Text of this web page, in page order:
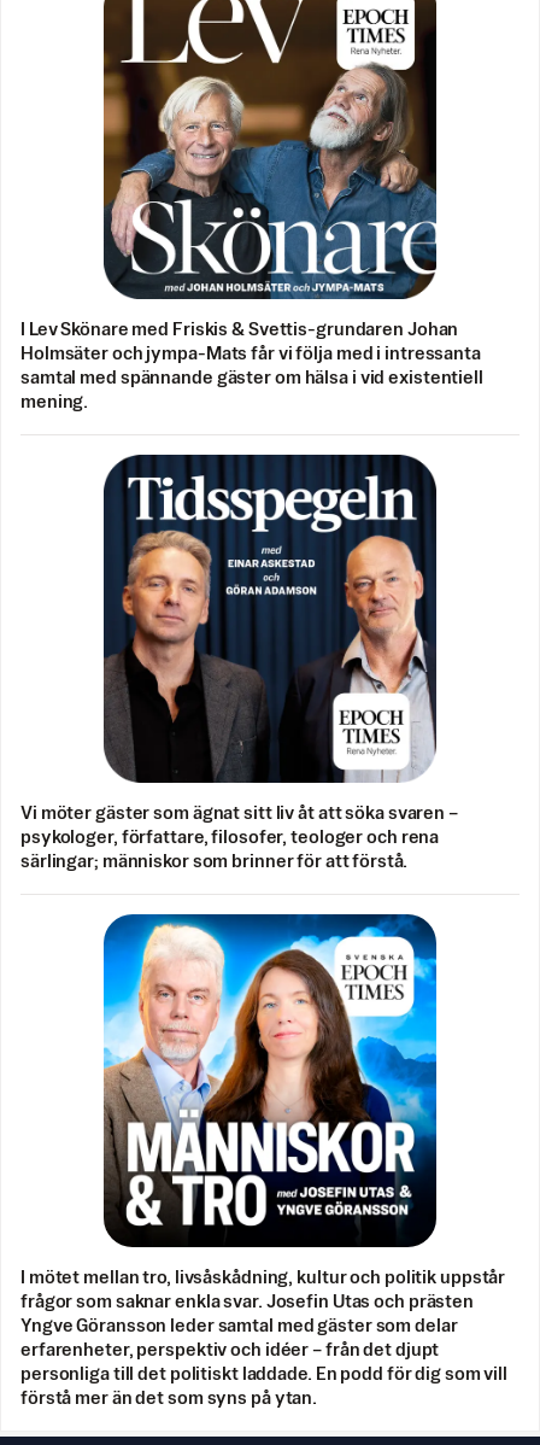
I Lev Skönare med Friskis & Svettis-grundaren Johan
Holmsäter och jympa-Mats får vi följa med i intressanta
samtal med spännande gäster om hälsa i vid existentiell
mening.
Vi möter gäster som ägnat sitt liv åt att söka svaren –
psykologer, författare, filosofer, teologer och rena
särlingar; människor som brinner för att förstå.
I mötet mellan tro, livsåskådning, kultur och politik uppstår
frågor som saknar enkla svar. Josefin Utas och prästen
Yngve Göransson leder samtal med gäster som delar
erfarenheter, perspektiv och idéer – från det djupt
personliga till det politiskt laddade. En podd för dig som vill
förstå mer än det som syns på ytan.